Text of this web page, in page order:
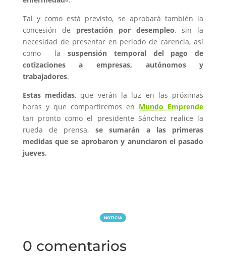
Tal y como está previsto, se aprobará también la
concesión de prestación por desempleo, sin la
necesidad de presentar en periodo de carencia, así
como lasuspensión temporal del pago de
cotizaciones a empresas, autónomos y
trabajadores.
Estas medidas, que verán la luz en las próximas
horas y que compartiremos en Mundo Emprende
tan pronto como el presidente Sánchez realice la
rueda de prensa, se sumarán a las primeras
medidas que se aprobaron y anunciaron el pasado
jueves.
NOTICIA
0 comentarios